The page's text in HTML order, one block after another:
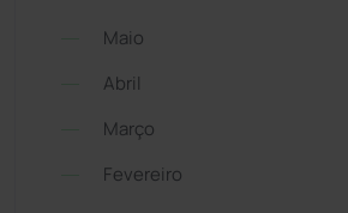
Maio
Abril
Março
Fevereiro